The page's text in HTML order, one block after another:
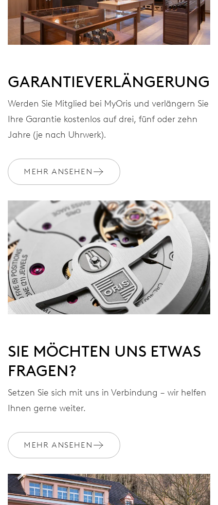
GARANTIEVERLÄNGERUNG
Werden Sie Mitglied bei MyOris und verlängern Sie
Ihre Garantie kostenlos auf drei, fünf oder zehn
Jahre (je nach Uhrwerk).
MEHR ANSEHEN
SIE MÖCHTEN UNS ETWAS
FRAGEN?
Setzen Sie sich mit uns in Verbindung – wir helfen
Ihnen gerne weiter.
MEHR ANSEHEN